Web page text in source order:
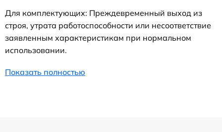
Для комплектующих: Преждевременный выход из
строя, утрата работоспособности или несоответствие
заявленным характеристикам при нормальном
использовании.
Показать полностью